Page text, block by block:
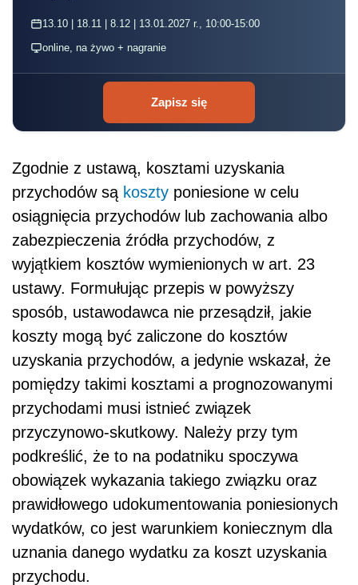
13.10 | 18.11 | 8.12 | 13.01.2027 r., 10:00-15:00
online, na żywo + nagranie
Zapisz się
Zgodnie z ustawą, kosztami uzyskania
przychodów są koszty poniesione w celu
osiągnięcia przychodów lub zachowania albo
zabezpieczenia źródła przychodów, z
wyjątkiem kosztów wymienionych w art. 23
ustawy. Formułując przepis w powyższy
sposób, ustawodawca nie przesądził, jakie
koszty mogą być zaliczone do kosztów
uzyskania przychodów, a jedynie wskazał, że
pomiędzy takimi kosztami a prognozowanymi
przychodami musi istnieć związek
przyczynowo-skutkowy. Należy przy tym
podkreślić, że to na podatniku spoczywa
obowiązek wykazania takiego związku oraz
prawidłowego udokumentowania poniesionych
wydatków, co jest warunkiem koniecznym dla
uznania danego wydatku za koszt uzyskania
przychodu.